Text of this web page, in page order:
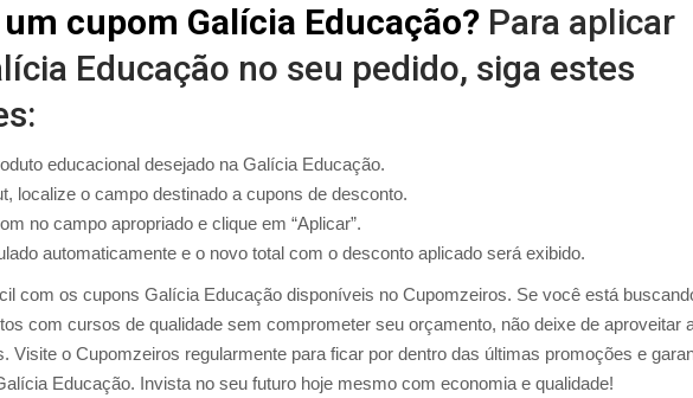
cupom Galícia Educação? Para aplicar
Educação no seu pedido, siga estes
educacional desejado na Galícia Educação.
localize o campo destinado a cupons de desconto.
no campo apropriado e clique em “Aplicar”.
automaticamente e o novo total com o desconto aplicado será exibido.
com os cupons Galícia Educação disponíveis no Cupomzeiros. Se você está
com cursos de qualidade sem comprometer seu orçamento, não deixe de aproveitar
Visite o Cupomzeiros regularmente para ficar por dentro das últimas promoções e
Educação. Invista no seu futuro hoje mesmo com economia e qualidade!